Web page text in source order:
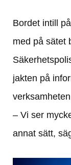
Bordet intill
med på sätet
jakten på
– Vi ser
annat sätt,